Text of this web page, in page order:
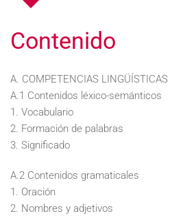
Contenido
A. COMPETENCIAS LINGÜÍSTICAS
A.1 Contenidos léxico-semánticos
1. Vocabulario
2. Formación de palabras
3. Significado
A.2 Contenidos gramaticales
1. Oración
2. Nombres y adjetivos